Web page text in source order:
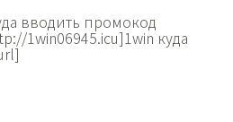
вводить промокод
1win06945.icu]1win куда